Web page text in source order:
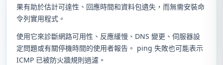
果有助於估計可達性、回應時間和資料包遺失，而無需安裝命
令列實用程式。
使用它來診斷網路可用性、反應緩慢、DNS 變更、伺服器設
定問題或有關停機時間的使用者報告。 ping 失敗也可能表示
ICMP 已被防火牆規則過濾。